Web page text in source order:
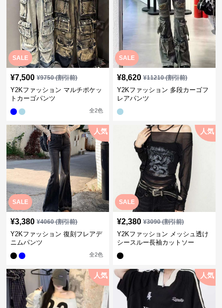
SALE
¥7,500 ¥9750(割引前)
Y2Kファッション マルチポケッ
トカーゴパンツ
全2色
SALE
¥8,620 ¥11210(割引前)
Y2Kファッション 多段カーゴフ
レアパンツ
SALE
人気
¥3,380 ¥4060(割引前)
Y2Kファッション 復刻フレアデ
ニムパンツ
全2色
SALE
人気
¥2,380 ¥3090(割引前)
Y2Kファッション メッシュ透け
シースルー長袖カットソー
人気 人気